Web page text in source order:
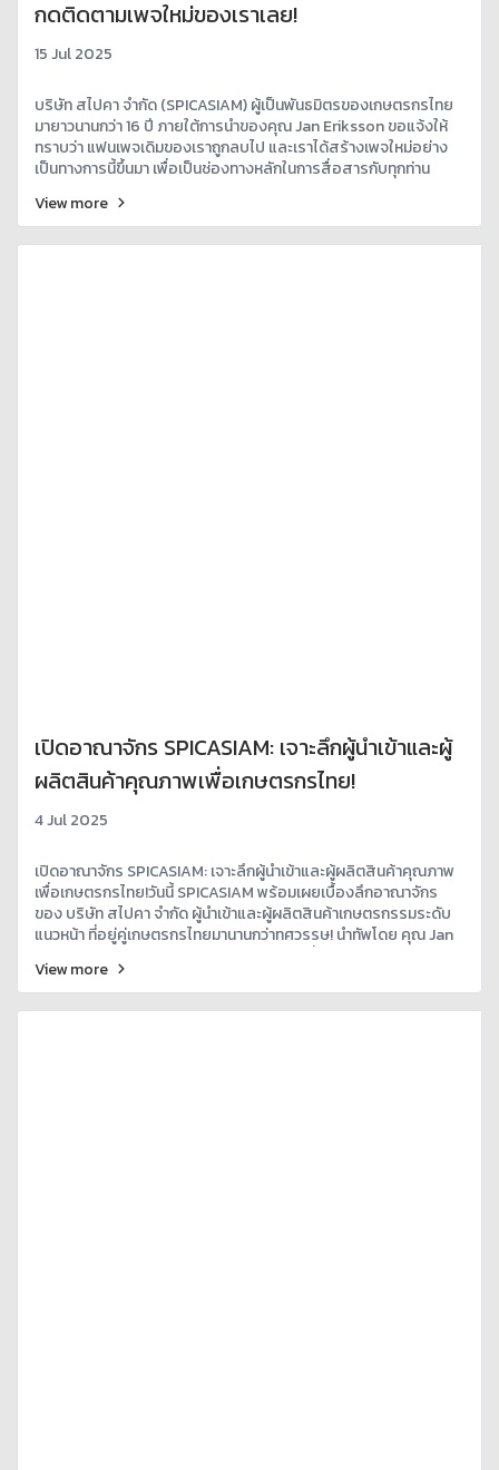
กดติดตามเพจใหม่ของเราเลย!
15 Jul 2025
บริษัท สไปคา จำกัด (SPICASIAM) ผู้เป็นพันธมิตรของเกษตรกรไทย
มายาวนานกว่า 16 ปี ภายใต้การนำของคุณ Jan Eriksson ขอแจ้งให้
ทราบว่า แฟนเพจเดิมของเราถูกลบไป และเราได้สร้างเพจใหม่อย่าง
เป็นทางการนี้ขึ้นมา เพื่อเป็นช่องทางหลักในการสื่อสารกับทุกท่าน
View more
เปิดอาณาจักร SPICASIAM: เจาะลึกผู้นำเข้าและผู้
ผลิตสินค้าคุณภาพเพื่อเกษตรกรไทย!
4 Jul 2025
เปิดอาณาจักร SPICASIAM: เจาะลึกผู้นำเข้าและผู้ผลิตสินค้าคุณภาพ
เพื่อเกษตรกรไทย!วันนี้ SPICASIAM พร้อมเผยเบื้องลึกอาณาจักร
ของ บริษัท สไปคา จำกัด ผู้นำเข้าและผู้ผลิตสินค้าเกษตรกรรมระดับ
แนวหน้า ที่อยู่คู่เกษตรกรไทยมานานกว่าทศวรรษ! นำทัพโดย คุณ Jan
เพื่อเกษตรกรไทยอย่างไม่หยุดยั้ง
View more